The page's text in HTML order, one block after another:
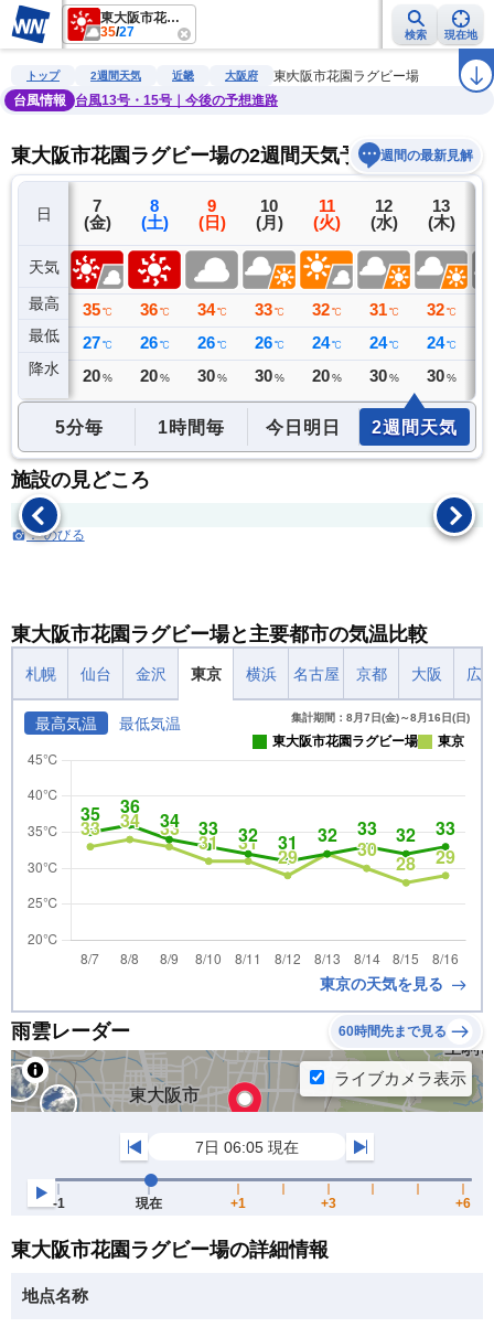
東大阪市花園ラグビー場
35/27 検索 現在地
雨雲レーダー 台風情報 地震情報 警報・注意報 2週間天気 ラ
トップ 2週間天気 近畿 大阪府
東大阪市花園ラグビー場
台風情報
台風13号・15号｜今後の予想進路
東大阪市花園ラグビー場の2週間天気予報週間の最新見解
日
天気
最高
最低
降水
6
(木)
34 ℃
27 ℃
0 ミリ
7
(金)
35 ℃
27 ℃
20 %
8
(土)
36 ℃
26 ℃
20 %
9
(日)
34 ℃
26 ℃
30 %
10
(月)
33 ℃
26 ℃
30 %
11
(火)
32 ℃
24 ℃
20 %
12
(水)
31 ℃
24 ℃
30 %
13
(木)
32 ℃
24 ℃
30 %
5分毎 1時間毎 今日明日 2週間天気
施設の見どころ
：-のびる
東大阪市花園ラグビー場と主要都市の気温比較
札幌 仙台 金沢 東京 横浜 名古屋 京都 大阪 広
最高気温 最低気温 集計期間：8月7日(金)～8月16日(日)
東大阪市花園ラグビー場 東京
東京の天気を見る
雨雲レーダー 60時間先まで見る
東大阪市花園ラグビー場の詳細情報
地点名称